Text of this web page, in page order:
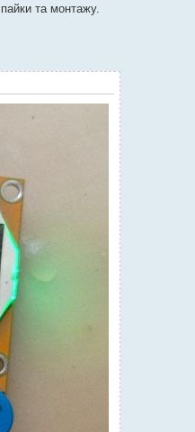
та монтажу.